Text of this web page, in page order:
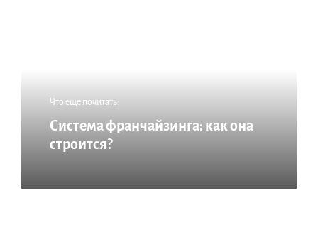
Что еще почитать:
Система франчайзинга: как она
строится?